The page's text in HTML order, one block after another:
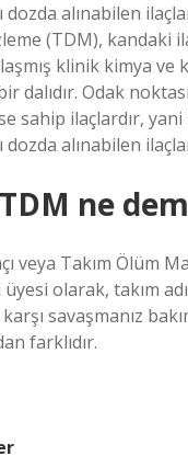
dozda alınabilen
(TDM), kandaki
klinik kimya ve
dalıdır. Odak
sahip ilaçlardır, yani
dozda alınabilen
ne
veya Takım Ölüm
olarak, takım
savaşmanız
farklıdır.